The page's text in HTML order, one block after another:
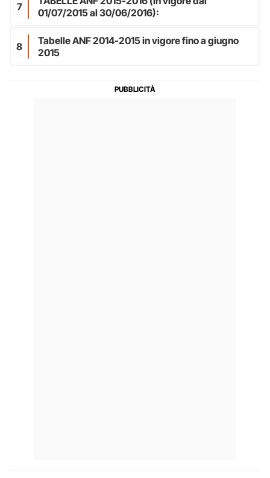
7
01/07/2015 al 30/06/2016):
8
Tabelle ANF 2014-2015 in vigore fino a giugno
2015